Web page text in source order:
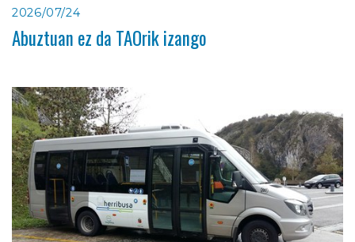
2026/07/24
Abuztuan ez da TAOrik izango